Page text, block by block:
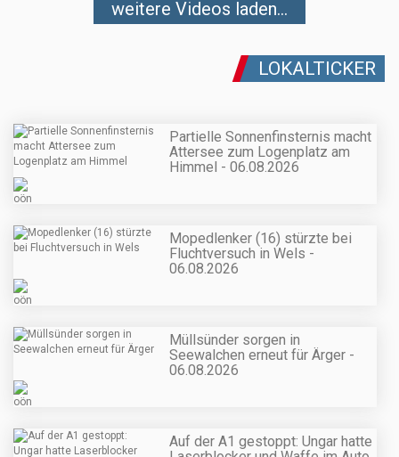
weitere Videos laden...
LOKALTICKER
Partielle Sonnenfinsternis macht
Attersee zum Logenplatz am
Himmel - 06.08.2026
Mopedlenker (16) stürzte bei
Fluchtversuch in Wels -
06.08.2026
Müllsünder sorgen in
Seewalchen erneut für Ärger -
06.08.2026
Auf der A1 gestoppt: Ungar hatte